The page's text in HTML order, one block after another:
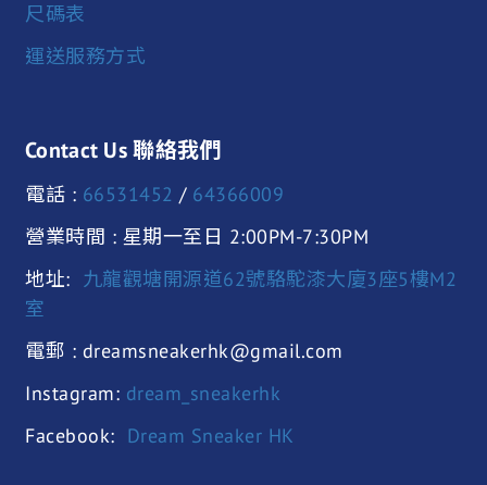
尺碼表
運送服務方式
Contact Us 聯絡我們
電話 : 66531452 / 64366009
營業時間 : 星期一至日 2:00PM-7:30PM
地址:
九龍觀塘開源道62號駱駝漆大廈3座5樓M2
室
電郵 : dreamsneakerhk@gmail.com
Instagram: dream_sneakerhk
Facebook: Dream Sneaker HK